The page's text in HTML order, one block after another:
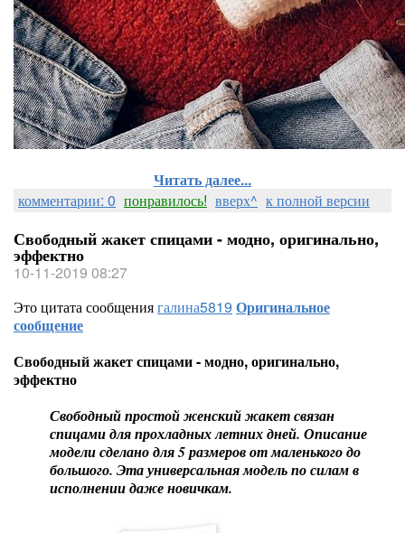
Читать далее...
комментарии: 0 понравилось! вверх^ к полной версии
Свободный жакет спицами - модно, оригинально,
эффектно
10-11-2019 08:27
Это цитата сообщениягалина5819 Оригинальное
сообщение
Свободный жакет спицами - модно, оригинально,
эффектно
Свободный простой женский жакет связан
спицами для прохладных летних дней. Описание
модели сделано для 5 размеров от маленького до
большого. Эта универсальная модель по силам в
исполнении даже новичкам.